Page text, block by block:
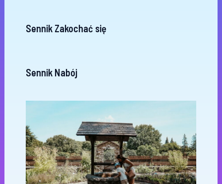
Sennik Zakochać się
Sennik Nabój